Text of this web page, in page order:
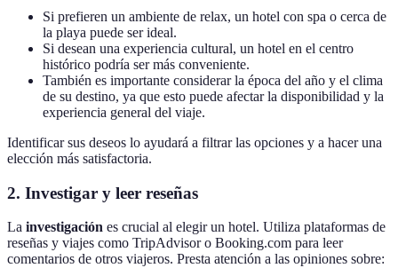
Si prefieren un ambiente de relax, un hotel con spa o cerca de
la playa puede ser ideal.
Si desean una experiencia cultural, un hotel en el centro
histórico podría ser más conveniente.
También es importante considerar la época del año y el clima
de su destino, ya que esto puede afectar la disponibilidad y la
experiencia general del viaje.
Identificar sus deseos lo ayudará a filtrar las opciones y a hacer una
elección más satisfactoria.
2. Investigar y leer reseñas
La investigación es crucial al elegir un hotel. Utiliza plataformas de
reseñas y viajes como TripAdvisor o Booking.com para leer
comentarios de otros viajeros. Presta atención a las opiniones sobre: